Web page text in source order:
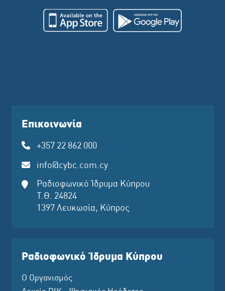
Επικοινωνία
+357 22 862 000
info@cybc.com.cy
Ραδιοφωνικό Ίδρυμα Κύπρου
Τ.Θ. 24824
1397 Λευκωσία, Κύπρος
Ραδιοφωνικό Ίδρυμα Κύπρου
Ο Οργανισμός